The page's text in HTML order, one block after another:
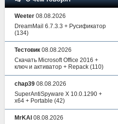
Weeter 08.08.2026
DreamMail 6.7.3.3 + Русификатор
(134)
Тестовик 08.08.2026
Скачать Microsoft Office 2016 +
ключ и активатор + Repack (110)
chap39 08.08.2026
SuperAntiSpyware X 10.0.1290 +
x64 + Portable (42)
MrKAI 08.08.2026